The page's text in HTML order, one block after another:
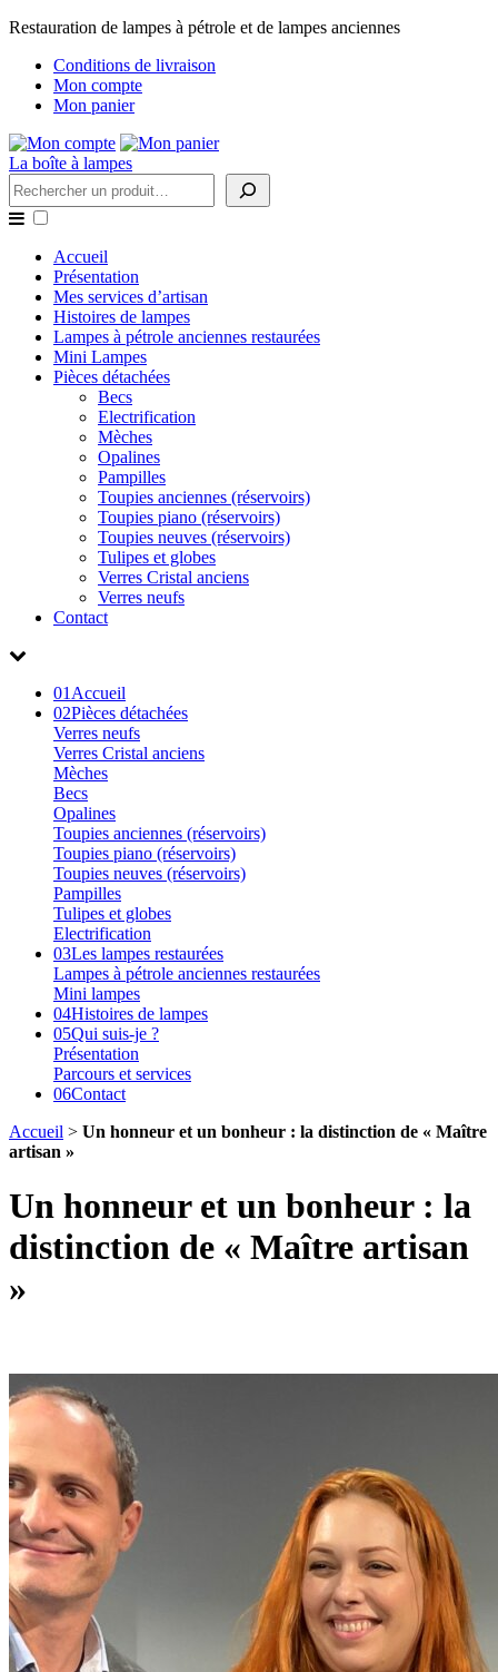
Restauration de lampes à pétrole et de lampes anciennes
Conditions de livraison
Mon compte
Mon panier
La boîte à lampes
Rechercher
Accueil
Présentation
Mes services d’artisan
Histoires de lampes
Lampes à pétrole anciennes restaurées
Mini Lampes
Pièces détachées
Becs
Electrification
Mèches
Opalines
Pampilles
Toupies anciennes (réservoirs)
Toupies piano (réservoirs)
Toupies neuves (réservoirs)
Tulipes et globes
Verres Cristal anciens
Verres neufs
Contact
01 Accueil
02Pièces détachées
Verres neufs
Verres Cristal anciens
Mèches
Becs
Opalines
Toupies anciennes (réservoirs)
Toupies piano (réservoirs)
Toupies neuves (réservoirs)
Pampilles
Tulipes et globes
Electrification
03Les lampes restaurées
Lampes à pétrole anciennes restaurées
Mini lampes
04Histoires de lampes
05Qui suis-je ?
Présentation
Parcours et services
06Contact
Accueil > Un honneur et un bonheur : la distinction de « Maître
artisan »
Un honneur et un bonheur : la
distinction de « Maître artisan
»